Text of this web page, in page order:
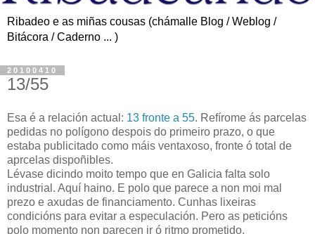
Ribadeo e as miñas cousas (chámalle Blog / Weblog /
Bitácora / Caderno ... )
20100410
13/55
Esa é a relación actual: 13 fronte a 55. Refírome ás parcelas
pedidas no polígono despois do primeiro prazo, o que
estaba publicitado como máis ventaxoso, fronte ó total de
aprcelas dispoñibles.
Lévase dicindo moito tempo que en Galicia falta solo
industrial. Aquí haino. E polo que parece a non moi mal
prezo e axudas de financiamento. Cunhas lixeiras
condicións para evitar a especulación. Pero as peticións
polo momento non parecen ir ó ritmo prometido.